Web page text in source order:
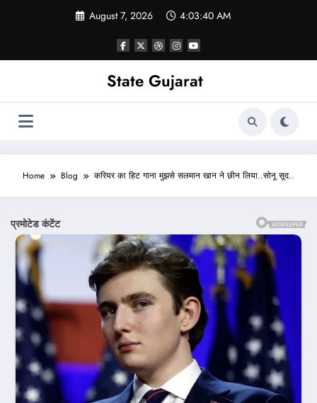
August 7, 2026 4:03:42 AM
State Gujarat
Home Blog करियर का हिट गाना मुझसे सलमान खान ने छीन लिया..सोनू सूद..